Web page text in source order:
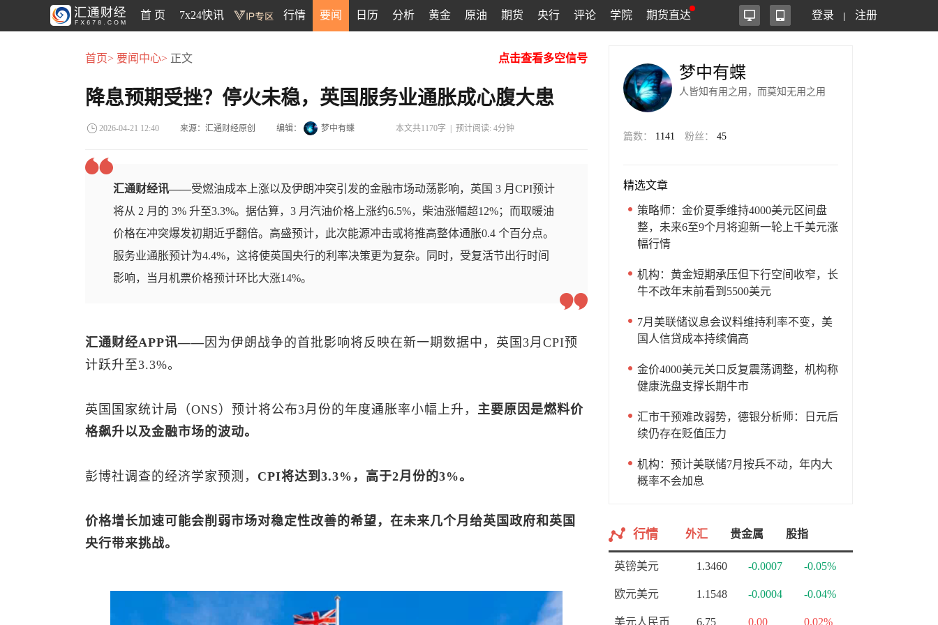
首 页 7x24快讯 行情 要闻 日历 分析 黄金 原油 期货 央行 评论 学院 期货直达 登录 注册
首页> 要闻中心> 正文 点击查看多空信号
降息预期受挫？停火未稳，英国服务业通胀成心腹大患
2026-04-21 12:40 来源：汇通财经原创 编辑： 梦中有蝶 本文共1170字 | 预计阅读: 4分钟
汇通财经讯——受燃油成本上涨以及伊朗冲突引发的金融市场动荡影响，英国 3 月CPI预计
将从 2 月的 3% 升至3.3%。据估算，3 月汽油价格上涨约6.5%，柴油涨幅超12%；而取暖油
价格在冲突爆发初期近乎翻倍。高盛预计，此次能源冲击或将推高整体通胀0.4 个百分点。
服务业通胀预计为4.4%，这将使英国央行的利率决策更为复杂。同时，受复活节出行时间
影响，当月机票价格预计环比大涨14%。
汇通财经APP讯——因为伊朗战争的首批影响将反映在新一期数据中，英国3月CPI预
计跃升至3.3%。
英国国家统计局（ONS）预计将公布3月份的年度通胀率小幅上升， 主要原因是燃料价
格飙升以及金融市场的波动。
彭博社调查的经济学家预测， CPI将达到3.3%，高于2月份的3%。
价格增长加速可能会削弱市场对稳定性改善的希望，在未来几个月给英国政府和英国
央行带来挑战。
梦中有蝶
人皆知有用之用，而莫知无用之用
篇数： 1141 粉丝： 45
精选文章
策略师：金价夏季维持4000美元区间盘
整，未来6至9个月将迎新一轮上千美元涨
幅行情
机构：黄金短期承压但下行空间收窄，长
牛不改年末前看到5500美元
7月美联储议息会议料维持利率不变，美
国人信贷成本持续偏高
金价4000美元关口反复震荡调整，机构称
健康洗盘支撑长期牛市
汇市干预难改弱势，德银分析师：日元后
续仍存在贬值压力
机构：预计美联储7月按兵不动，年内大
概率不会加息
行情 外汇 贵金属 股指
英镑美元 1.3460 -0.0007 -0.05%
欧元美元 1.1548 -0.0004 -0.04%
美元人民币 6.75 0.00 0.02%